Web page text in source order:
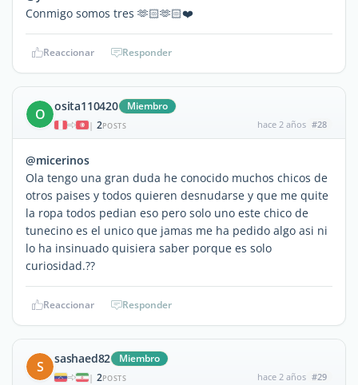
Conmigo somos tres 🫶🏻🫶🏻❤️
Reaccionar Responder
O osita110420 Miembro
| 2POSTS hace 2 años #28
@micerinos
Ola tengo una gran duda he conocido muchos chicos de
otros paises y todos quieren desnudarse y que me quite
la ropa todos pedian eso pero solo uno este chico de
tunecino es el unico que jamas me ha pedido algo asi ni
lo ha insinuado quisiera saber porque es solo
curiosidad.??
Reaccionar Responder
S sashaed82 Miembro
| 2POSTS hace 2 años #29